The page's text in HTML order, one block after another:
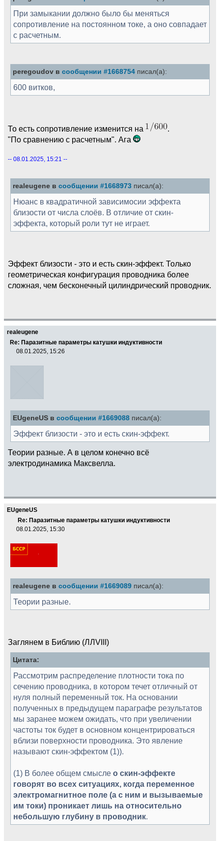
При замыкании должно было бы меняться
сопротивление на постоянном токе, а оно совпадает
с расчетным.
peregoudov в сообщении #1668754 писал(а):
600 витков,
То есть сопротивление изменится на
.
"По сравнению с расчетным". Ага
-- 08.01.2025, 15:21 --
realeugene в сообщении #1668973 писал(а):
Нюанс в квадратичной зависимосии эффекта
близости от числа слоёв. В отличие от скин-
эффекта, который роли тут не играет.
Эффект близости - это и есть скин-эффект. Только
геометрическая конфигурация проводника более
сложная, чем бесконечный цилиндрический проводник.
realeugene
Re: Паразитные параметры катушки индуктивности
08.01.2025, 15:26
EUgeneUS в сообщении #1669088 писал(а):
Эффект близости - это и есть скин-эффект.
Теории разные. А в целом конечно всё
электродинамика Максвелла.
EUgeneUS
Re: Паразитные параметры катушки индуктивности
08.01.2025, 15:30
realeugene в сообщении #1669089 писал(а):
Теории разные.
Заглянем в Библию (ЛЛVIII)
Цитата:
Рассмотрим распределение плотности тока по
сечению проводника, в котором течет отличный от
нуля полный переменный ток. На основании
полученных в предыдущем параграфе результатов
мы заранее можем ожидать, что при увеличении
частоты ток будет в основном концентрироваться
вблизи поверхности проводника. Это явление
называют скин-эффектом (1)).
(1) В более общем смысле о скин-эффекте
говорят во всех ситуациях, когда переменное
электромагнитное поле (а с ним и вызываемые
им токи) проникает лишь на относительно
небольшую глубину в проводник.